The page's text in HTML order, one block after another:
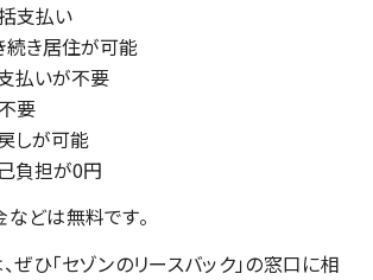
支払い
続き居住が可能
払いが不要
要
しが可能
負担が0円
どは無料です。
ぜひ「セゾンのリースバック」の窓口に相